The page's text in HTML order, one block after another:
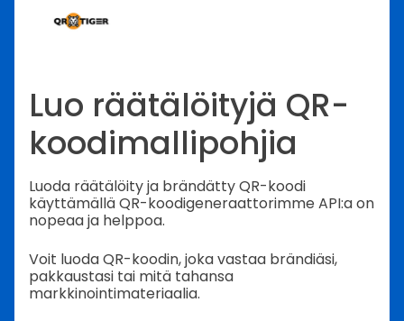
Luo räätälöityjä QR-
koodimallipohjia
Luoda räätälöity ja brändätty QR-koodi
käyttämällä QR-koodigeneraattorimme API:a on
nopeaa ja helppoa.
Voit luoda QR-koodin, joka vastaa brändiäsi,
pakkaustasi tai mitä tahansa
markkinointimateriaalia.